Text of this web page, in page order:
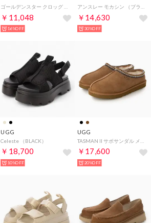
￥11,048
16%OFF
￥14,630
30%OFF
UGG
Celeste （BLACK）
￥18,700
10%OFF
UGG
￥17,600
20%OFF